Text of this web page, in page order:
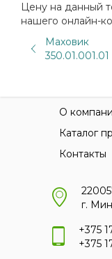
Цену на данный
нашего онлайн-
Маховик
350.01.001.01
О
Каталог
Контакты
г.
+375
+375